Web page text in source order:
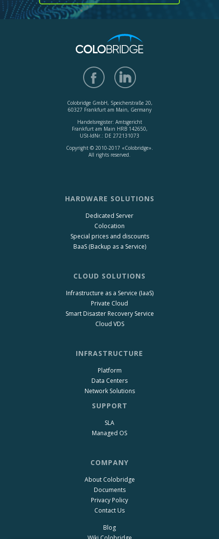
Colobridge GmbH, Speicherstraße 20,
60327 Frankfurt am Main, Germany
Handelsregister: Amtsgericht
Frankfurt am Main HRB 142650,
USt-IdNr.: DE 272131073
Copyright © 2010-2017 «Colobridge».
All rights reserved.
HARDWARE SOLUTIONS
Dedicated Server
Colocation
Special prices and discounts
BaaS (Backup as a Service)
CLOUD SOLUTIONS
Infrastructure as a Service (IaaS)
Private Cloud
Smart Disaster Recovery Service
Cloud VDS
INFRASTRUCTURE
Platform
Data Centers
Network Solutions
SUPPORT
SLA
Managed OS
COMPANY
About Colobridge
Documents
Privacy Policy
Contact Us
Blog